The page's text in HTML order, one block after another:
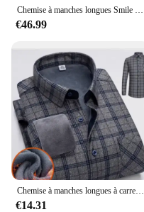
Chemise à manches longues Smile pour hommes, chemises de glouton à carreaux, optique, chemise doublée thermique, veste de camp, randonnée, chasse, automne, hiver
€46.99
Chemise à manches longues à carreaux pour hommes, simple boutonnage, col carré, chemises rembourrées, mode Slim Camisa Homme Chemise L-5XL
€14.31